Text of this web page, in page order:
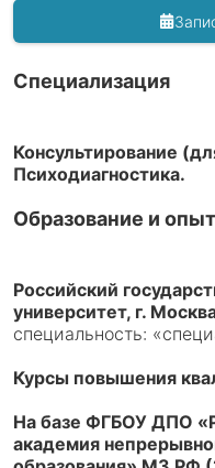
Специализация
Консультирование
Психодиагностика.
Образование и
Российский
университет, г.
специальность:
Курсы повышения
На базе ФГБОУ ДПО
академия